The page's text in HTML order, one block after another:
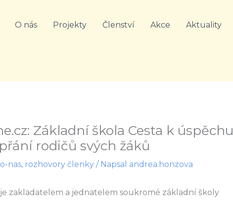
O nás Projekty Členství Akce Aktuality
Základní škola Cesta k úspěchu
rodičů svých žáků
nas, rozhovory členky/ Napsal andrea.honzova
je zakladatelem a jednatelem soukromé základní školy